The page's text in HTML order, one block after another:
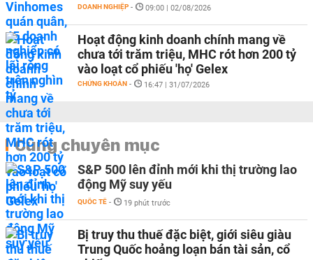
DOANH NGHIỆP - 09:00 | 02/08/2026
Hoạt động kinh doanh chính mang về
chưa tới trăm triệu, MHC rót hơn 200 tỷ
vào loạt cổ phiếu 'họ' Gelex
CHỨNG KHOÁN - 16:47 | 31/07/2026
Cùng chuyên mục
S&P 500 lên đỉnh mới khi thị trường lao
động Mỹ suy yếu
QUỐC TẾ - 19 phút trước
Bị truy thu thuế đặc biệt, giới siêu giàu
Trung Quốc hoảng loạn bán tài sản, cổ